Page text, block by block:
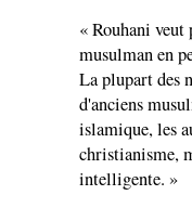
« Rouhani
musulman en
La plupart des
d'anciens
islamique, les
christianisme,
intelligente. »